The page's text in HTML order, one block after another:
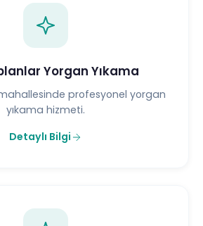
Yorgan Yıkama
profesyonel yorgan
yıkama hizmeti.
Detaylı Bilgi